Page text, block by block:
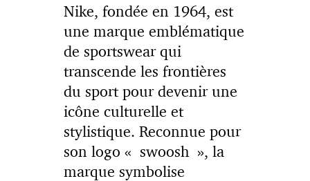
Nike, fondée en 1964, est
une marque emblématique
de sportswear qui
transcende les frontières
du sport pour devenir une
icône culturelle et
stylistique. Reconnue pour
son logo « swoosh », la
marque symbolise